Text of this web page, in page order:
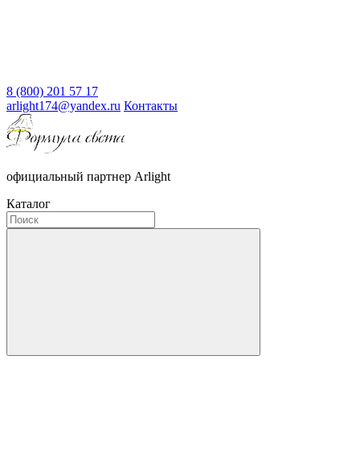
8 (800) 201 57 17
arlight174@yandex.ru Контакты
официальный партнер Arlight
Каталог